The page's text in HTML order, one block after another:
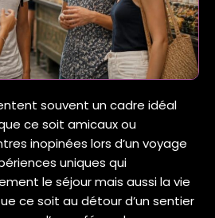
souvent un cadre idéal
ce soit amicaux ou
inopinées lors d’un voyage
uniques qui
le séjour mais aussi la vie
ce soit au détour d’un sentier